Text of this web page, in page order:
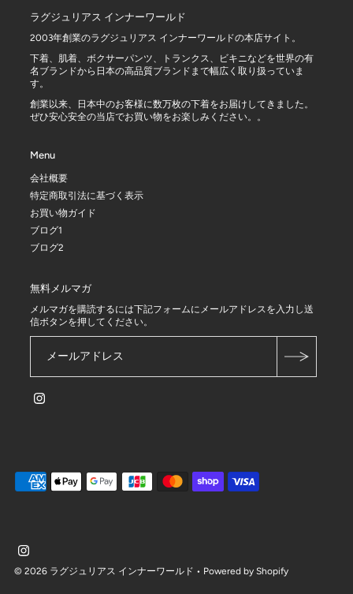
ラグジュリアス インナーワールド
2003年創業のラグジュリアス インナーワールドの本店サイト。
下着、肌着、ボクサーパンツ、トランクス、ビキニなどを世界の有
名ブランドから日本の高品質ブランドまで幅広く取り扱っていま
す。
創業以来、日本中のお客様に数万枚の下着をお届けしてきました。
ぜひ安心安全の当店でお買い物をお楽しみください。。
Menu
会社概要
特定商取引法に基づく表示
お買い物ガイド
ブログ1
ブログ2
無料メルマガ
メルマガを購読するには下記フォームにメールアドレスを入力し送
信ボタンを押してください。
© 2026 ラグジュリアス インナーワールド • Powered by Shopify